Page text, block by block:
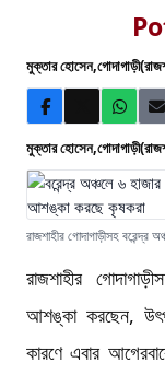
মুক্তার
মুক্তার
রাজশাহীর গোদাগাড়ীসহ বরেন্দ্র
রাজশাহীর
আশঙ্কা করছেন,
কারণে এবার